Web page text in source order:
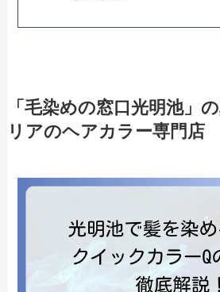
「毛染めの窓口光明池」
リアのヘアカラー専門店